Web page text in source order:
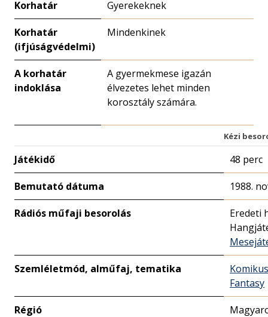
Korhatár Gyerekeknek
Korhatár
(ifjúságvédelmi)
Mindenkinek
A korhatár
indoklása
A gyermekmese igazán
élvezetes lehet minden
korosztály számára.
Kézi
Játékidő 48 perc
Bemutató dátuma 1988.
Rádiós műfaji besorolás
Eredeti
Szemléletmód, alműfaj, tematika
Komikus
Fantasy
Régió